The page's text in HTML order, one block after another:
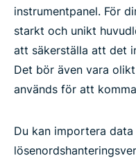
instrumentpanel. För
starkt och unikt
att säkerställa att det
Det bör även vara
används för att
Du kan importera